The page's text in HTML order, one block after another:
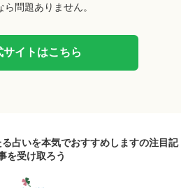
問題ありません。
サイトはこちら
占いを本気でおすすめしますの注目記
を受け取ろう